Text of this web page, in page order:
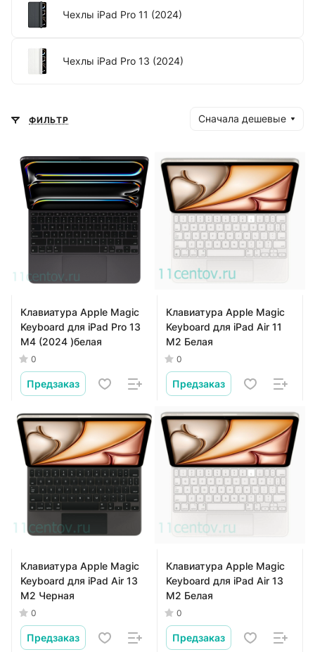
Чехлы iPad Pro 11 (2024)
Чехлы iPad Pro 13 (2024)
ФИЛЬТР Сначала дешевые
Клавиатура Apple Magic
Keyboard для iPad Pro 13
М4 (2024 )белая
0
Предзаказ
Клавиатура Apple Magic
Keyboard для iPad Air 11
M2 Белая
0
Предзаказ
Клавиатура Apple Magic
Keyboard для iPad Air 13
M2 Черная
0
Предзаказ
Клавиатура Apple Magic
Keyboard для iPad Air 13
M2 Белая
0
Предзаказ